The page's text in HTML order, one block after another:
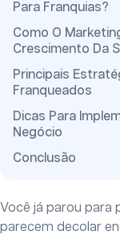
Para Franquias?
Como O
Crescimento Da
Principais
Franqueados
Dicas Para
Negócio
Conclusão
Você já parou para
parecem decolar